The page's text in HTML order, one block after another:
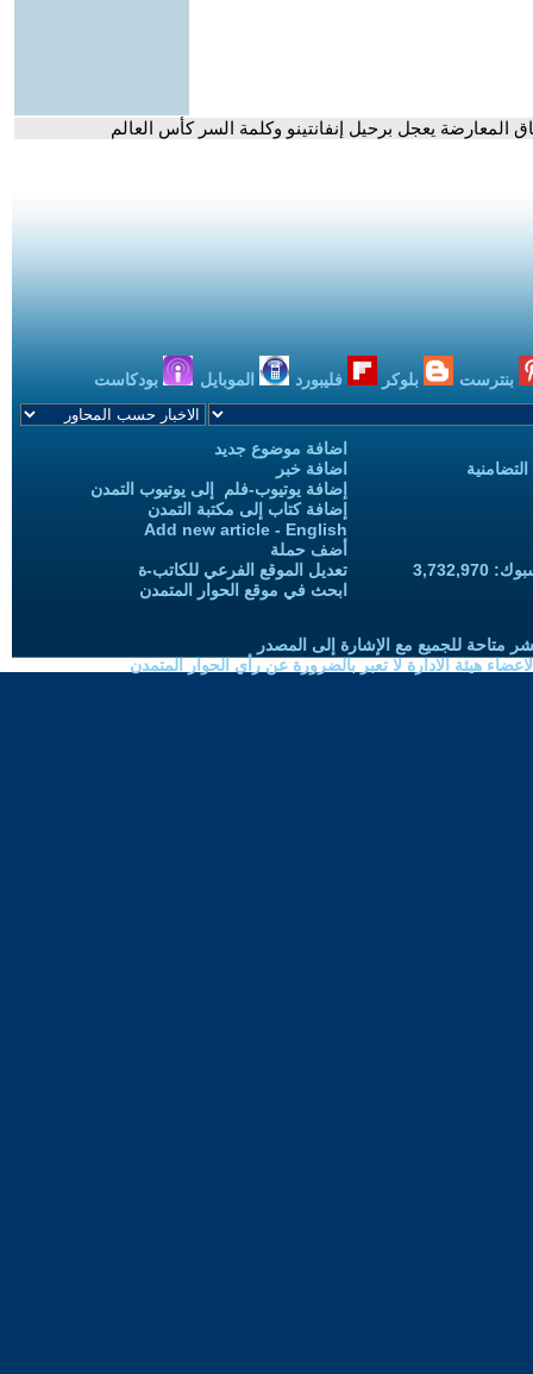
المعارضة يعجل برحيل إنفانتينو وكلمة السر كأس العالم
بنترست بلوكر فليبورد الموبايل بودكاست
اضافة موضوع جديد
اضافة خبر
إضافة يوتيوب-فلم إلى يوتيوب التمدن
إضافة كتاب إلى مكتبة التمدن
Add new article - English
أضف حملة
تعديل الموقع الفرعي للكاتب-ة
ابحث في موقع الحوار المتمدن
متاحة للجميع مع الإشارة إلى المصدر
هيئة الادارة لا تعبر بالضرورة عن رأي الحوار المتمدن